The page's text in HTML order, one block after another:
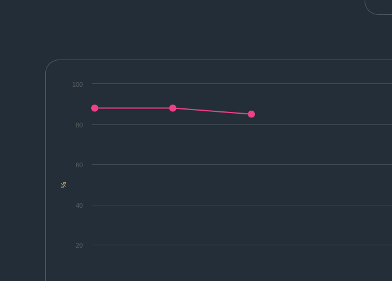
%
20
40
60
80
100